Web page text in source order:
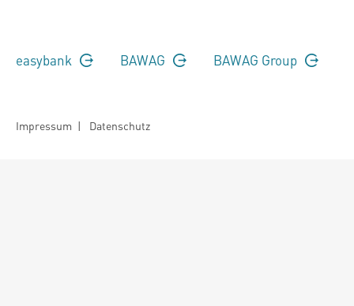
easybank BAWAG BAWAG Group
Impressum | Datenschutz